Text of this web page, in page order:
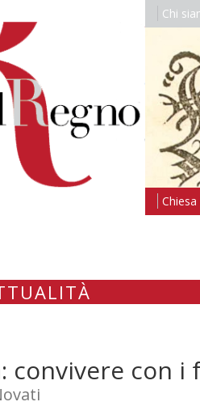
Chi
convivere con